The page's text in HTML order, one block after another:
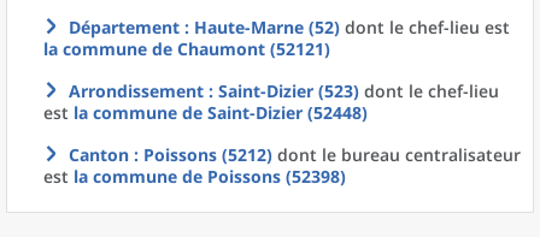
Département : Haute-Marne (52) dont le chef-lieu est
la commune de Chaumont (52121)
Arrondissement : Saint-Dizier (523) dont le chef-lieu
est la commune de Saint-Dizier (52448)
Canton : Poissons (5212) dont le bureau centralisateur
est la commune de Poissons (52398)